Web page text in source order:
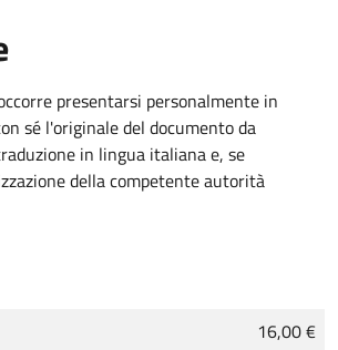
presentarsi personalmente in
sé l'originale del documento da
in lingua italiana e, se
della competente autorità
16,00 €